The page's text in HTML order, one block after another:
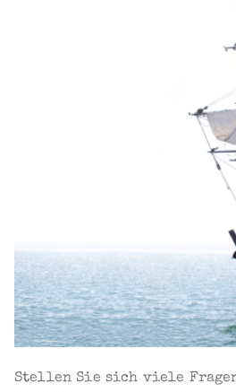
Stellen Sie sich viele